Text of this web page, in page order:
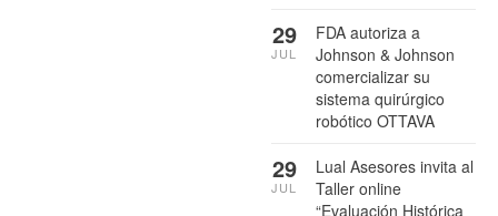
FDA autoriza a
Johnson & Johnson
comercializar su
sistema quirúrgico
robótico OTTAVA
29
JUL
Lual Asesores invita al
Taller online
“Evaluación Histórica
29
JUL